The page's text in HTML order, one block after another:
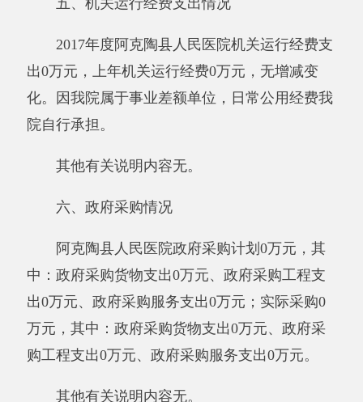
2017年度，本部门实行绩效管理的项目3
万元，年末本部门单位民生项目和重点支出项目
的绩效评价开展情况及结果：
1.自然科学基金2万元。自治区青年人才科
更好的服务于我县各族人民群众。此项经费主要
文献费等。
2.重大公共卫生专项3万元。为多层次、多
方位针对HIV高危人群的干预,抗病毒药物治疗覆
盖面持续扩大,对HIV感染者和艾滋病患者的关怀
措施更加完善等,使得艾滋病相关死亡率大幅度
染者和艾滋病患者的生活质量。